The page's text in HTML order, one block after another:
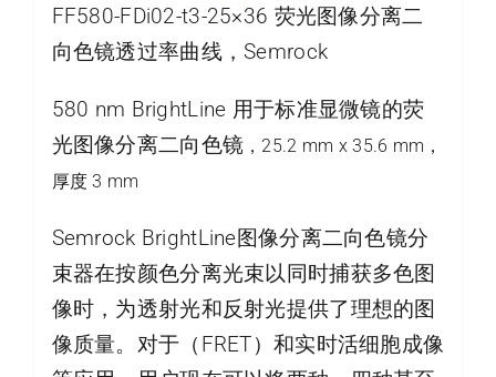
FF580-FDi02-t3-25×36 荧光图像分离二
向色镜透过率曲线，Semrock
580 nm BrightLine 用于标准显微镜的荧
光图像分离二向色镜 ，25.2 mm x 35.6 mm，
厚度 3 mm
Semrock BrightLine图像分离二向色镜分
束器在按颜色分离光束以同时捕获多色图
像时，为透射光和反射光提供了理想的图
像质量。对于（FRET）和实时活细胞成像